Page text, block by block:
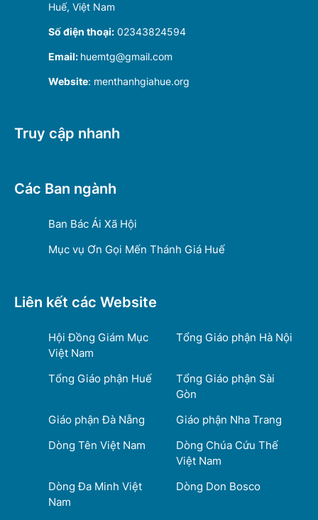
Huế, Việt Nam
Số điện thoại: 02343824594
Email: huemtg@gmail.com
Website: menthanhgiahue.org
Truy cập nhanh
Các Ban ngành
Ban Bác Ái Xã Hội
Mục vụ Ơn Gọi Mến Thánh Giá Huế
Liên kết các Website
Hội Đồng Giám Mục
Việt Nam
Tổng Giáo phận Hà Nội
Tổng Giáo phận Huế
Tổng Giáo phận Sài
Gòn
Giáo phận Đà Nẵng
Giáo phận Nha Trang
Dòng Tên Việt Nam
Dòng Chúa Cứu Thế
Việt Nam
Dòng Đa Minh Việt
Nam
Dòng Don Bosco